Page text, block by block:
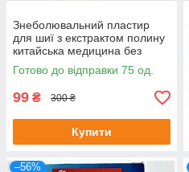
Знеболювальний пластир
для шиї з екстрактом полину
китайська медицина без
картонного паковання
Готово до відправки 75 од.
99 ₴ 300 ₴
Купити
–56%